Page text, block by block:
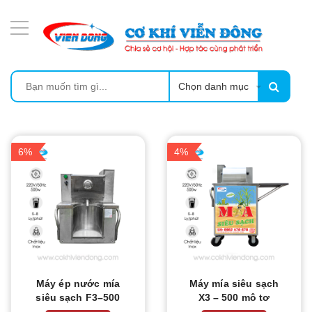
Chọn danh mục
6%
Máy ép nước mía
siêu sạch F3–500
4%
Máy mía siêu sạch
X3 – 500 mô tơ
MÁY ÉP MÍA TẠO BỌT
MÁY RỬA BÁT SIÊU ÂM
LÒ SẤY
MÁY SẤY THỰC PHẨM CÔNG NGHIỆP
CẨM NANG